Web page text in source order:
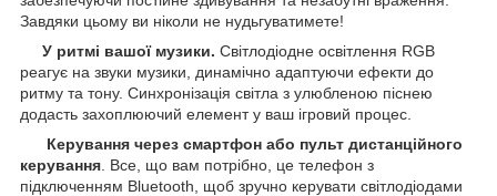
Завдяки цьому ви ніколи не нудьгуватимете!
У ритмі вашої музики. Світлодіодне освітлення RGB
реагує на звуки музики, динамічно адаптуючи ефекти до
ритму та тону. Синхронізація світла з улюбленою піснею
додасть захоплюючий елемент у ваш ігровий процес.
Керування через смартфон або пульт дистанційного
керування . Все, що вам потрібно, це телефон з
підключенням Bluetooth, щоб зручно керувати світлодіодами